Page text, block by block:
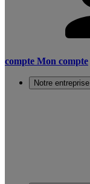
compte Mon compte
Notre entreprise